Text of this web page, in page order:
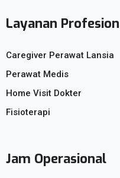
Layanan
Caregiver Perawat Lansia
Perawat Medis
Home Visit Dokter
Fisioterapi
Jam Operasional